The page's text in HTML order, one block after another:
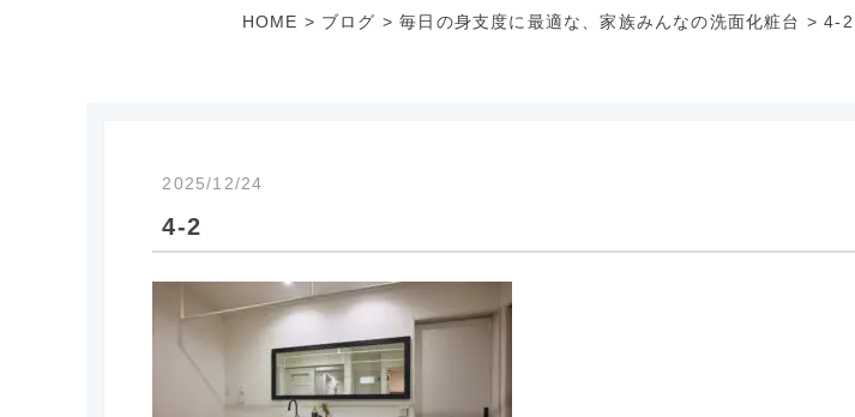
HOME > ブログ >毎日の身支度に最適な、家族みんなの洗面化粧台 >4-2
4-2
2025/12/24